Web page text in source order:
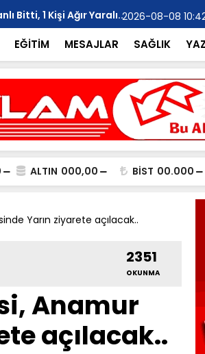
Bitti, 1 Kişi Ağır Yaralı.. YILMAZ;
2026-08-08
EĞİTİM MESAJLAR SAĞLIK
ALTIN 000,00 BİST 00.000
Yarın ziyarete açılacak..
2351
OKUNMA
Anamur
açılacak..